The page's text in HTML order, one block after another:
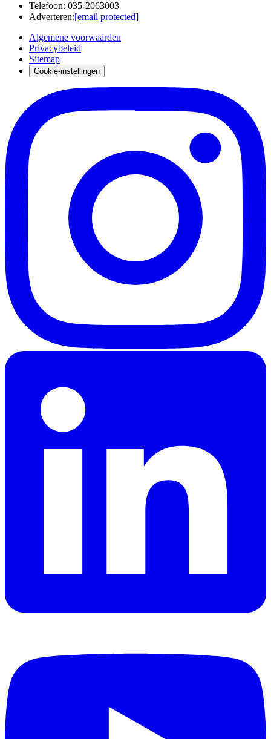
Telefoon: 035-2063003
Adverteren:[email protected]
Algemene voorwaarden
Privacybeleid
Sitemap
Cookie-instellingen